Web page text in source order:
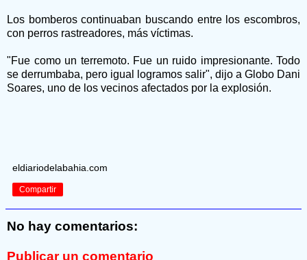
Los bomberos continuaban buscando entre los escombros,
con perros rastreadores, más víctimas.
"Fue como un terremoto. Fue un ruido impresionante. Todo
se derrumbaba, pero igual logramos salir", dijo a Globo Dani
Soares, uno de los vecinos afectados por la explosión.
eldiariodelabahia.com
Compartir
No hay comentarios:
Publicar un comentario